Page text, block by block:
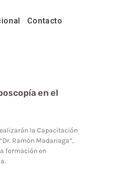
Contacto
en el
la Capacitación
Ramón Madariaga”,
formación en